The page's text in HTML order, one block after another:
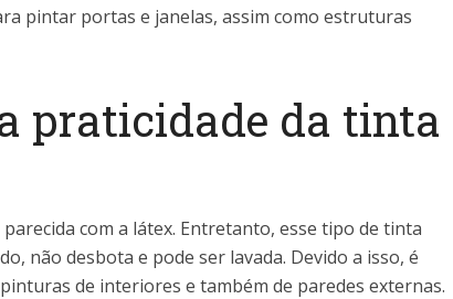
pintar portas e janelas, assim como estruturas
praticidade da tinta
com a látex. Entretanto, esse tipo de tinta
não desbota e pode ser lavada. Devido a isso, é
de interiores e também de paredes externas.